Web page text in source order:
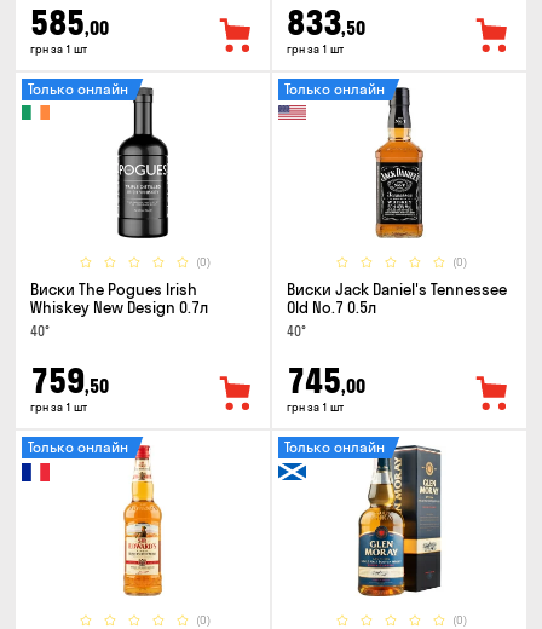
585,00
грн за 1 шт
833,50
грн за 1 шт
(0)
Только онлайн
Виски The Pogues Irish
Whiskey New Design 0.7л
40°
759,50
грн за 1 шт
(0)
Только онлайн
Виски Jack Daniel's Tennessee
Old No.7 0.5л
40°
745,00
грн за 1 шт
(0)
Только онлайн
(0)
Только онлайн